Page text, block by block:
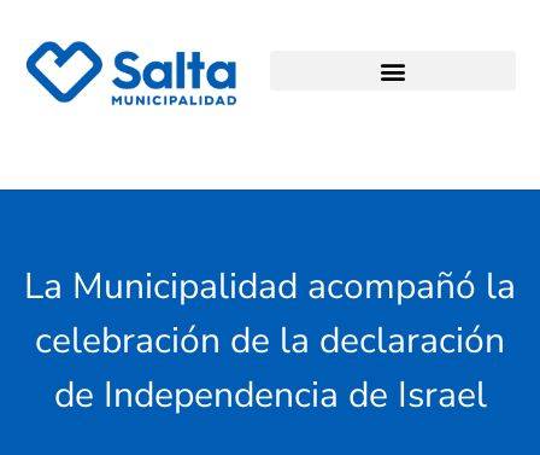
La Municipalidad acompañó la
celebración de la declaración
de Independencia de Israel